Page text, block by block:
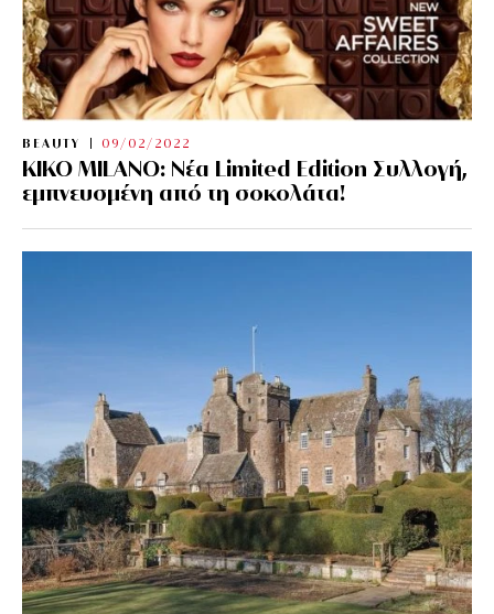
BEAUTY 09/02/2022
KIKO MILANO: Νέα Limited Edition Συλλογή,
εμπνευσμένη από τη σοκολάτα!